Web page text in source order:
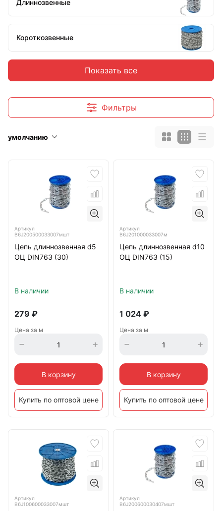
Длиннозвенные
Короткозвенные
Показать все
Фильтры
умолчанию
Артикул
B6J200500033007мшт
Цепь длиннозвенная d5
ОЦ DIN763 (30)
В наличии
279 ₽
Цена за м
В корзину
Купить по оптовой цене
Артикул
B6J201000033007м
Цепь длиннозвенная d10
ОЦ DIN763 (15)
В наличии
1 024 ₽
Цена за м
В корзину
Купить по оптовой цене
Артикул
B6J100600033007мшт
Артикул
B6J200600030407мшт